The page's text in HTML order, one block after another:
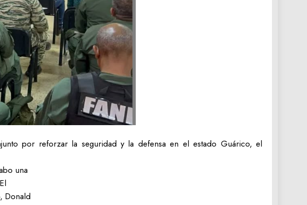
por reforzar la seguridad y la defensa en el estado Guárico, el
una
Donald